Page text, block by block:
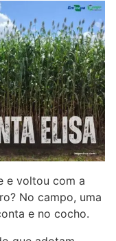
e voltou com a
No campo, uma
e no cocho.